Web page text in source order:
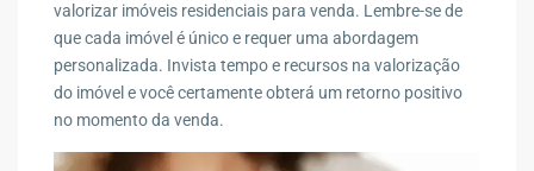
valorizar imóveis residenciais para venda. Lembre-se de
que cada imóvel é único e requer uma abordagem
personalizada. Invista tempo e recursos na valorização
do imóvel e você certamente obterá um retorno positivo
no momento da venda.